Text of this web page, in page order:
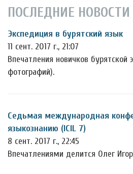
ПОСЛЕДНИЕ НОВОСТИ
Экспедиция в бурятский язык
11 сент. 2017 г., 21:07
Впечатления новичков бурятской
фотографий).
Седьмая международная
языкознанию (ICIL 7)
8 сент. 2017 г., 22:45
Впечатлениями делится Олег